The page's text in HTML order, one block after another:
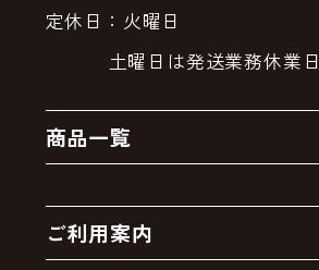
定休日：火曜日
土曜日は発送業務休業日
商品一覧
クーポン
ご利用案内